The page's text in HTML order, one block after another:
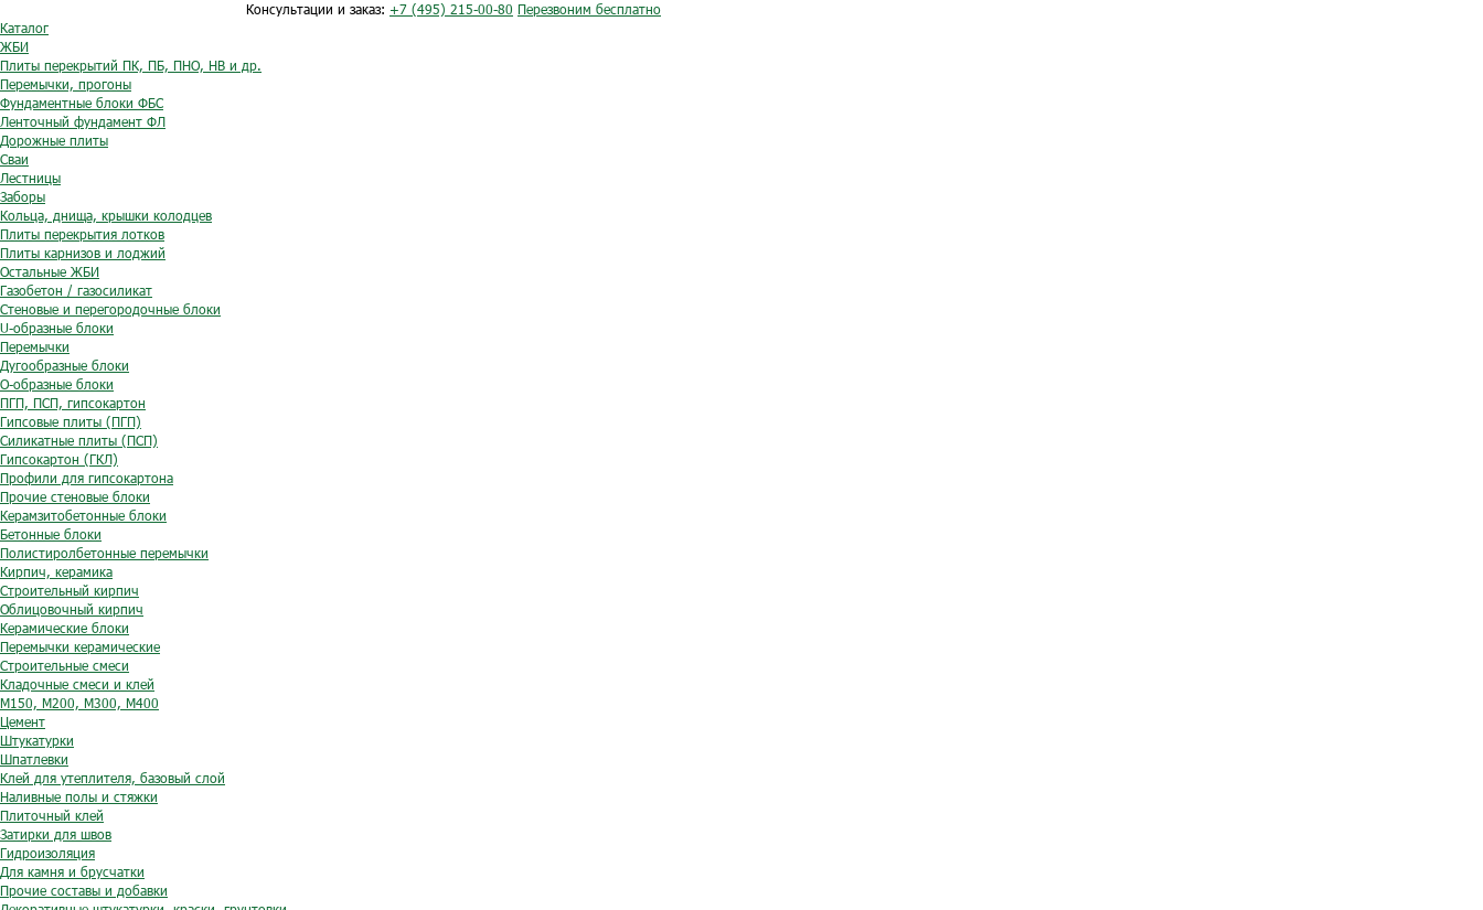
Консультации и заказ: +7 (495) 215-00-80 Перезвоним бесплатно
Каталог
ЖБИ
Плиты перекрытий ПК, ПБ, ПНО, НВ и др.
Перемычки, прогоны
Фундаментные блоки ФБС
Ленточный фундамент ФЛ
Дорожные плиты
Сваи
Лестницы
Заборы
Кольца, днища, крышки колодцев
Плиты перекрытия лотков
Плиты карнизов и лоджий
Остальные ЖБИ
Газобетон / газосиликат
Стеновые и перегородочные блоки
U-образные блоки
Перемычки
Дугообразные блоки
O-образные блоки
ПГП, ПСП, гипсокартон
Гипсовые плиты (ПГП)
Силикатные плиты (ПСП)
Гипсокартон (ГКЛ)
Профили для гипсокартона
Прочие стеновые блоки
Керамзитобетонные блоки
Бетонные блоки
Полистиролбетонные перемычки
Кирпич, керамика
Строительный кирпич
Облицовочный кирпич
Керамические блоки
Перемычки керамические
Строительные смеси
Кладочные смеси и клей
М150, М200, М300, М400
Цемент
Штукатурки
Шпатлевки
Клей для утеплителя, базовый слой
Наливные полы и стяжки
Плиточный клей
Затирки для швов
Гидроизоляция
Для камня и брусчатки
Прочие составы и добавки